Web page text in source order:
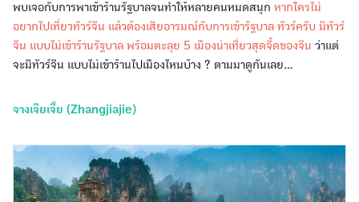
พบเจอกับการพาเข้าร้านรัฐบาลจนทำให้หลายคนหมดสนุก หากใครไม่
อยากไปเที่ยวทัวร์จีน แล้วต้องเสียอารมณ์กับการเข้ารัฐบาล ทัวร์ครับ มีทัวร์
จีน แบบไม่เข้าร้านรัฐบาล พร้อมตะลุย 5 เมืองน่าเที่ยวสุดจี๊ดของจีน ว่าแต่
จะมีทัวร์จีน แบบไม่เข้าร้านไปเมืองไหนบ้าง ? ตามมาดูกันเลย…
จางเจียเจี้ย (Zhangjiajie)